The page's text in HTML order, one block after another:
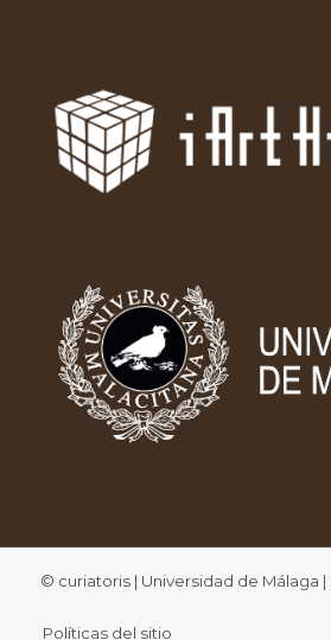
© curiatoris | Universidad de Málaga |
Políticas del sitio